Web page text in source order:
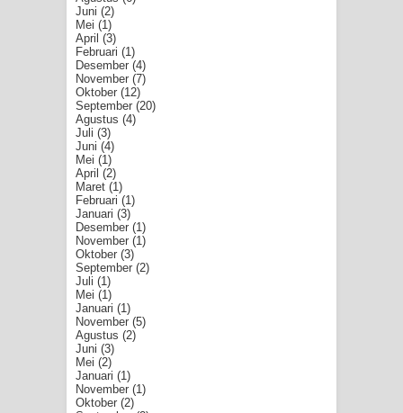
Juni (2)
Mei (1)
April (3)
Februari (1)
Desember (4)
November (7)
Oktober (12)
September (20)
Agustus (4)
Juli (3)
Juni (4)
Mei (1)
April (2)
Maret (1)
Februari (1)
Januari (3)
Desember (1)
November (1)
Oktober (3)
September (2)
Juli (1)
Mei (1)
Januari (1)
November (5)
Agustus (2)
Juni (3)
Mei (2)
Januari (1)
November (1)
Oktober (2)